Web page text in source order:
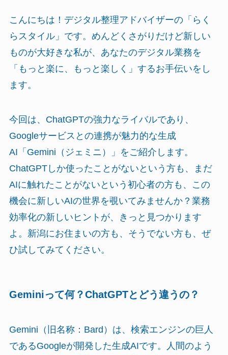
こんにちは！デジタル整理アドバイザーの「らく
らスタイル」です。めんどくさがりだけど新しい
ものが大好きな私が、あなたのデジタル業務を
「もっと楽に、もっと楽しく」するお手伝いをし
ます。
今回は、ChatGPTの強力なライバルであり、
Googleサービスとの連携が魅力的な生成
AI「Gemini（ジェミニ）」をご紹介します。
ChatGPTしか使ったことがないという方も、まだ
AIに触れたことがないという初心者の方も、この
機会に新しいAIの世界を覗いてみませんか？業務
効率化の新しいヒントが、きっと見つかります
よ。新潟にお住まいの方も、そうでない方も、ぜ
ひ試してみてください。
Geminiって何？ChatGPTとどう違うの？
Gemini（旧名称：Bard）は、検索エンジンの巨人
であるGoogleが開発した生成AIです。人間のよう